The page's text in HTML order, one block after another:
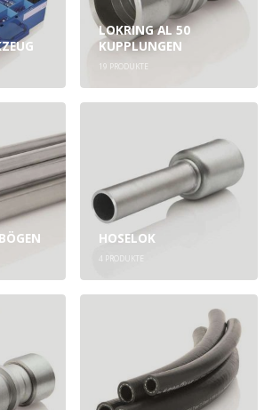
LOKRING AL 50
KUPPLUNGEN
19 PRODUKTE
HOSELOK
4 PRODUKTE